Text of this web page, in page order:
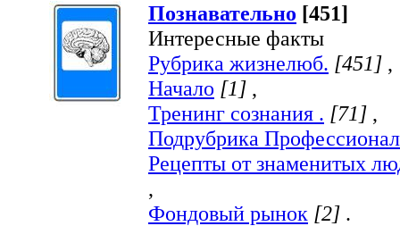
Познавательно [451]
Интересные факты
Рубрика жизнелюб. [451] ,
Начало [1] ,
Тренинг сознания . [71] ,
Подрубрика Профессионал
Рецепты от знаменитых
,
Фондовый рынок [2] .